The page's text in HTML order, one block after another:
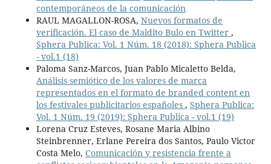
contemporáneos de la comunicación
RAUL MAGALLON-ROSA, Nuevos formatos de
verificación. El caso de Maldito Bulo en Twitter ,
Sphera Publica: Vol. 1 Núm. 18 (2018): Sphera Publica
- vol.1 (18)
Paloma Sanz-Marcos, Juan Pablo Micaletto Belda,
Análisis semiótico de los valores de marca
representados en el formato de branded content en
los festivales publicitarios españoles , Sphera Publica:
Vol. 1 Núm. 19 (2019): Sphera Publica - vol.1 (19)
Lorena Cruz Esteves, Rosane Maria Albino
Steinbrenner, Erlane Pereira dos Santos, Paulo Victor
Costa Melo, Comunicación y resistencia frente a